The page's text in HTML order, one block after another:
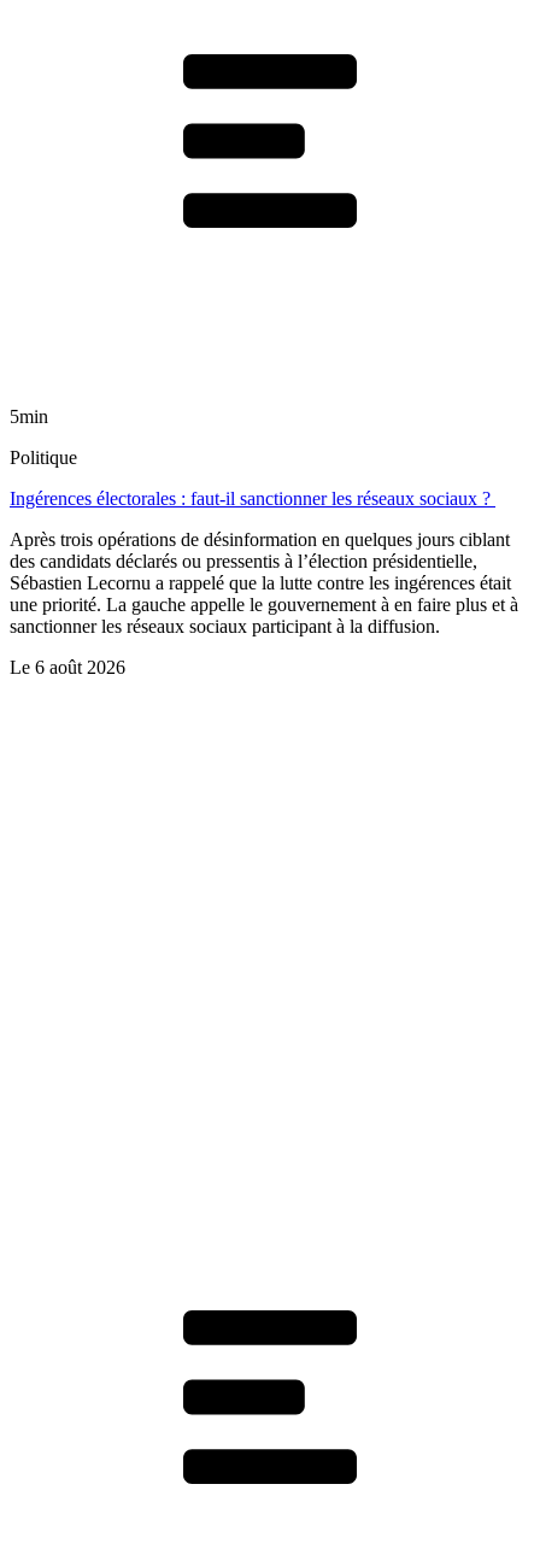
5min
Politique
Ingérences électorales : faut-il sanctionner les réseaux sociaux ?
Après trois opérations de désinformation en quelques jours ciblant
des candidats déclarés ou pressentis à l’élection présidentielle,
Sébastien Lecornu a rappelé que la lutte contre les ingérences était
une priorité. La gauche appelle le gouvernement à en faire plus et à
sanctionner les réseaux sociaux participant à la diffusion.
Le 6 août 2026